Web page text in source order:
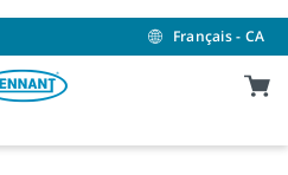
Français - CA